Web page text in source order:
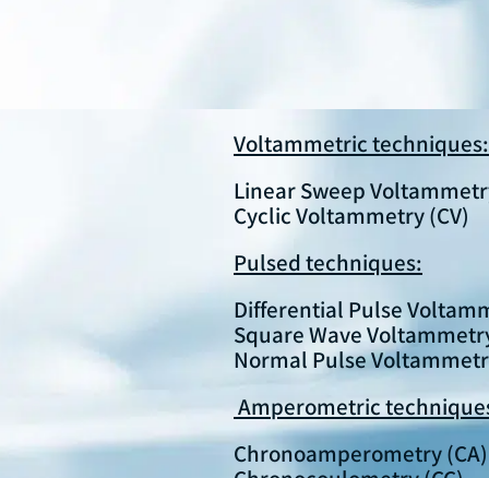
Voltammetric techniques:
Linear Sweep
Cyclic Voltammetry (CV)
Pulsed techniques:
Differential Pulse
Square Wave
Normal Pulse
Amperometric
Chronoamperometry (CA)